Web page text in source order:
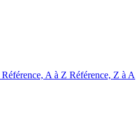
Référence, A à Z Référence, Z à A